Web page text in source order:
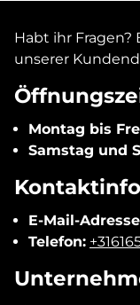
Habt ihr Fragen?
unserer
Montag bis
Samstag und
E-Mail-
Telefon: